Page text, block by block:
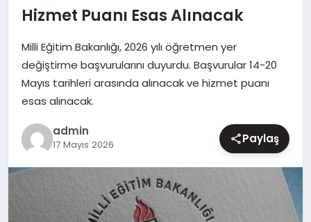
SAĞLIK
DÜNYA
MAGAZIN
Hizmet Puanı Esas Alınacak
Milli Eğitim Bakanlığı, 2026 yılı öğretmen yer
değiştirme başvurularını duyurdu. Başvurular 14-20
Mayıs tarihleri arasında alınacak ve hizmet puanı
esas alınacak.
admin
17 Mayıs 2026 Paylaş